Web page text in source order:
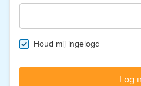
Houd mij ingelogd
Log